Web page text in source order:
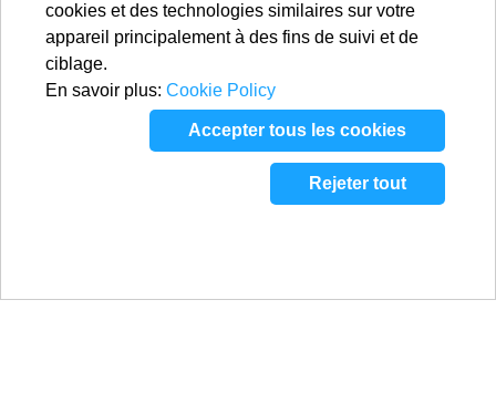
cookies et des technologies similaires sur votre
appareil principalement à des fins de suivi et de
ciblage.
En savoir plus: Cookie Policy
Accepter tous les cookies
Rejeter tout